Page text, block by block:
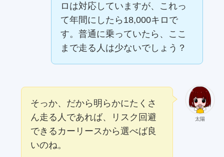
ロは対応していますが、これっ
て年間にしたら18,000キロで
す。普通に乗っていたら、ここ
まで走る人は少ないでしょう？
太陽
そっか、だから明らかにたくさ
ん走る人であれば、リスク回避
できるカーリースから選べば良
いのね。